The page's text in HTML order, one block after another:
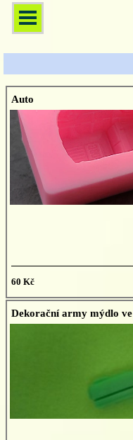
Auto
60 Kč
Dekorační army mýdlo